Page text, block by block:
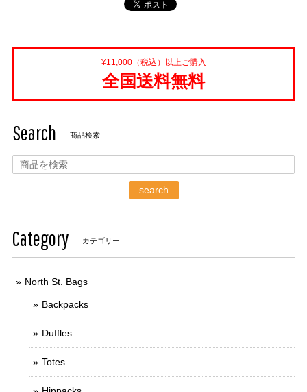
¥11,000（税込）以上ご購入
全国送料無料
Search 商品検索
search
Category カテゴリー
North St. Bags
Backpacks
Duffles
Totes